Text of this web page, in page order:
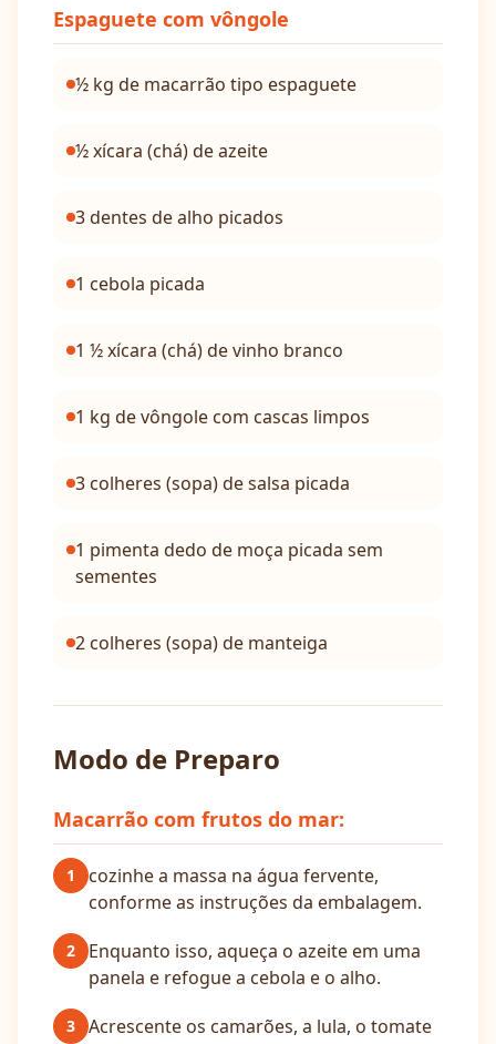
Espaguete com vôngole
½ kg de macarrão tipo espaguete
½ xícara (chá) de azeite
3 dentes de alho picados
1 cebola picada
1 ½ xícara (chá) de vinho branco
1 kg de vôngole com cascas limpos
3 colheres (sopa) de salsa picada
1 pimenta dedo de moça picada sem
sementes
2 colheres (sopa) de manteiga
Modo de Preparo
Macarrão com frutos do mar:
1
cozinhe a massa na água fervente,
conforme as instruções da embalagem.
2
Enquanto isso, aqueça o azeite em uma
panela e refogue a cebola e o alho.
3
Acrescente os camarões, a lula, o tomate